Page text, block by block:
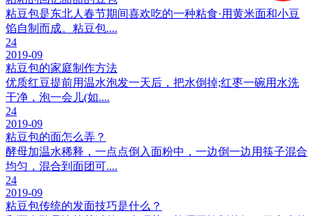
粘豆包是东北人春节期间喜欢吃的一种粘食·用黄米面和小豆
馅自制而成。粘豆包....
24
2019-09
粘豆包的家庭制作方法
优质红豆提前用温水泡发一天后，把水倒掉;红枣一碗用水洗
干净，泡一会儿(如....
24
2019-09
粘豆包的面怎么弄？
酵母加温水稀释，一点点倒入面粉中，一边倒一边用筷子混合
均匀，混合到面团可....
24
2019-09
粘豆包传统的发面技巧是什么？